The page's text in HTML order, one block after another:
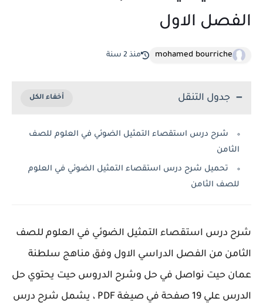
الفصل الاول
mohamed bourriche منذ 2 سنة
جدول التنقل
شرح درس استقصاء التمثيل الضوئي في العلوم للصف
الثامن
تحميل شرح درس استقصاء التمثيل الضوئي في العلوم
للصف الثامن
شرح درس استقصاء التمثيل الضوئي في العلوم للصف
الثامن من الفصل الدراسي الاول وفق مناهج سلطنة
عمان حيت نواصل في حل وشرح الدروس حيت يحتوي حل
الدرس علي 19 صفحة في صيغة PDF ، يشمل شرح درس